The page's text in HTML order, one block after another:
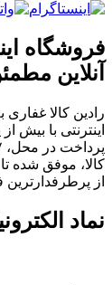
فروشگاه
آنلاین
رادین کالا
اینترنتی با بیش
کالا، موفق شده
از
نماد